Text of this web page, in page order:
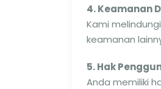
4. Keamanan
Kami
keamanan
5. Hak
Anda memiliki